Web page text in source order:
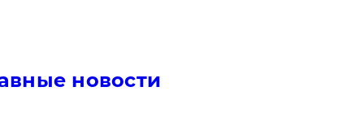
новости